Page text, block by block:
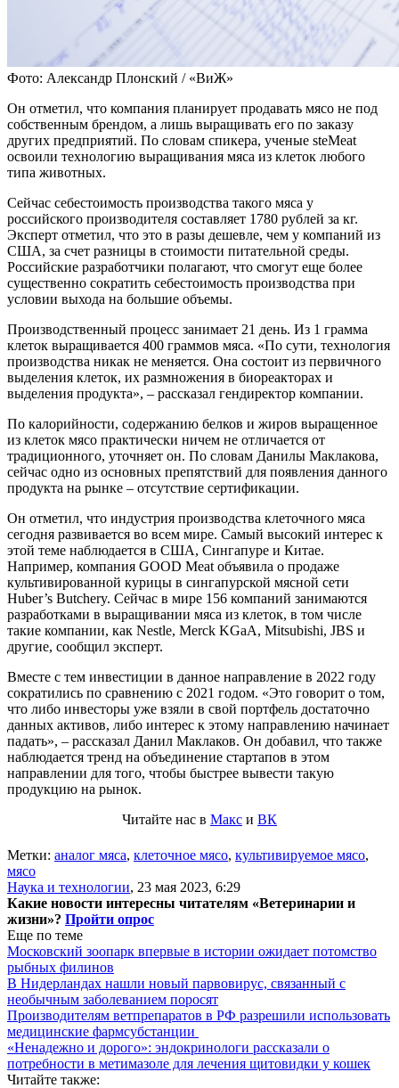
Фото: Александр Плонский / «ВиЖ»
Он отметил, что компания планирует продавать мясо не под
собственным брендом, а лишь выращивать его по заказу
других предприятий. По словам спикера, ученые steMeat
освоили технологию выращивания мяса из клеток любого
типа животных.
Сейчас себестоимость производства такого мяса у
российского производителя составляет 1780 рублей за кг.
Эксперт отметил, что это в разы дешевле, чем у компаний из
США, за счет разницы в стоимости питательной среды.
Российские разработчики полагают, что смогут еще более
существенно сократить себестоимость производства при
условии выхода на большие объемы.
Производственный процесс занимает 21 день. Из 1 грамма
клеток выращивается 400 граммов мяса. «По сути, технология
производства никак не меняется. Она состоит из первичного
выделения клеток, их размножения в биореакторах и
выделения продукта», – рассказал гендиректор компании.
По калорийности, содержанию белков и жиров выращенное
из клеток мясо практически ничем не отличается от
традиционного, уточняет он. По словам Данилы Маклакова,
сейчас одно из основных препятствий для появления данного
продукта на рынке – отсутствие сертификации.
Он отметил, что индустрия производства клеточного мяса
сегодня развивается во всем мире. Самый высокий интерес к
этой теме наблюдается в США, Сингапуре и Китае.
Например, компания GOOD Meat объявила о продаже
культивированной курицы в сингапурской мясной сети
Huber’s Butchery. Сейчас в мире 156 компаний занимаются
разработками в выращивании мяса из клеток, в том числе
такие компании, как Nestle, Merck KGaA, Mitsubishi, JBS и
другие, сообщил эксперт.
Вместе с тем инвестиции в данное направление в 2022 году
сократились по сравнению с 2021 годом. «Это говорит о том,
что либо инвесторы уже взяли в свой портфель достаточно
данных активов, либо интерес к этому направлению начинает
падать», – рассказал Данил Маклаков. Он добавил, что также
наблюдается тренд на объединение стартапов в этом
направлении для того, чтобы быстрее вывести такую
продукцию на рынок.
Читайте нас в Макс и ВК
Метки: аналог мяса, клеточное мясо, культивируемое мясо,
мясо
Наука и технологии, 23 мая 2023, 6:29
Какие новости интересны читателям «Ветеринарии и
жизни»? Пройти опрос
Еще по теме
Московский зоопарк впервые в истории ожидает потомство
рыбных филинов
В Нидерландах нашли новый парвовирус, связанный с
необычным заболеванием поросят
Производителям ветпрепаратов в РФ разрешили использовать
медицинские фармсубстанции
«Ненадежно и дорого»: эндокринологи рассказали о
потребности в метимазоле для лечения щитовидки у кошек
Читайте также: